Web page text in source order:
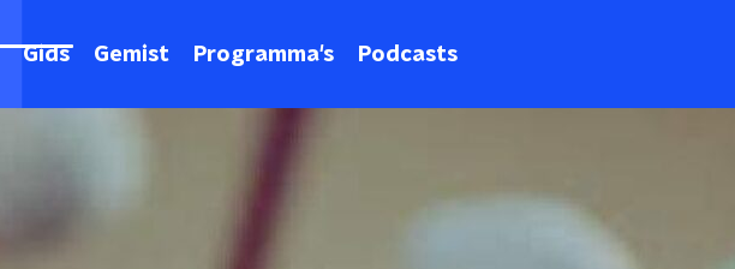
Gids Gemist Programma's Podcasts